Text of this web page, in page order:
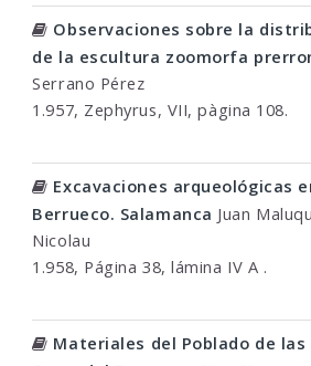
Observaciones sobre la
de la escultura zoomorfa
Serrano Pérez
1.957, Zephyrus, VII, pàgina 108.
Excavaciones arqueológicas
Berrueco. Salamanca Juan
Nicolau
1.958, Página 38, lámina IV A .
Materiales del Poblado de las